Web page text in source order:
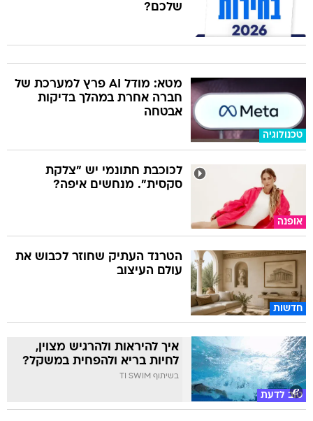
שלכם?
טכנולוגיה
מטא: מודל AI פרץ למערכת של
חברה אחרת במהלך בדיקות
אבטחה
אופנה
לכוכבת חתונמי יש "צלקת
סקסית". מנחשים איפה?
חדשות
הטרנד העתיק שחוזר לכבוש את
עולם העיצוב
טוב לדעת
איך להיראות ולהרגיש מצוין,
לחיות בריא ולהפחית במשקל?
בשיתוף TI SWIM